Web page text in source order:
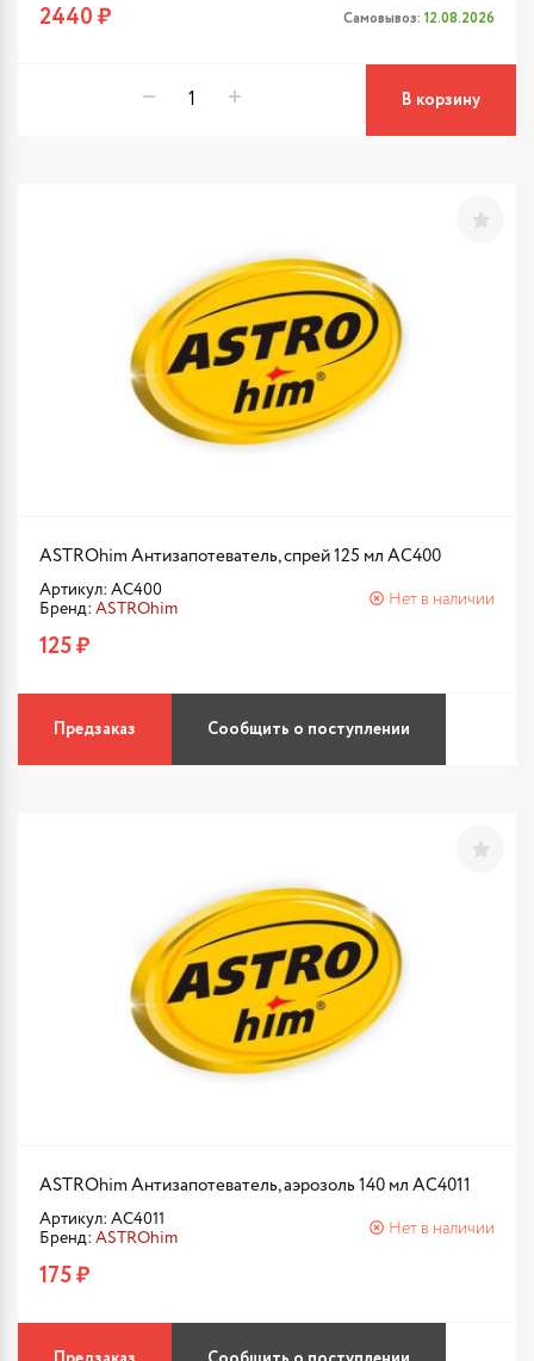
2440 ₽ Самовывоз: 12.08.2026
В корзину
ASTROhim Антизапотеватель, спрей 125 мл AC400
Артикул: AC400
Бренд: ASTROhim
Нет в наличии
125 ₽
Предзаказ Сообщить о поступлении
ASTROhim Антизапотеватель, аэрозоль 140 мл AC4011
Артикул: AC4011
Бренд: ASTROhim
Нет в наличии
175 ₽